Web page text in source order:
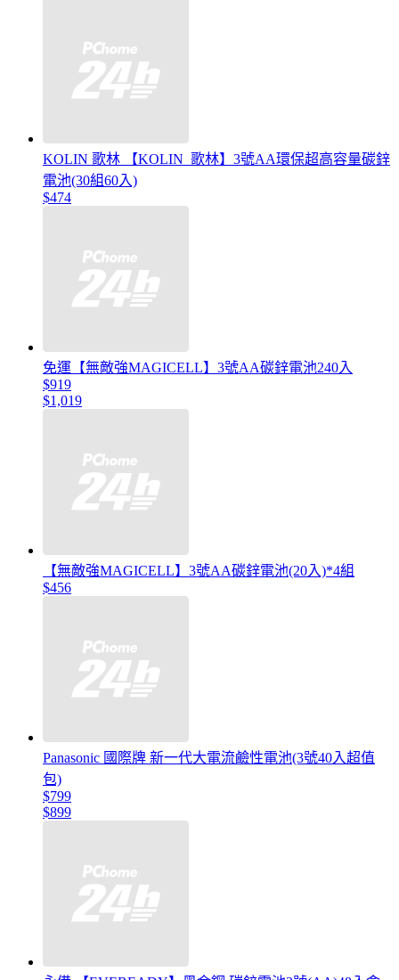
KOLIN 歌林 【KOLIN_歌林】3號AA環保超高容量碳鋅
電池(30組60入)
$474
免運【無敵強MAGICELL】3號AA碳鋅電池240入
$919
$1,019
【無敵強MAGICELL】3號AA碳鋅電池(20入)*4組
$456
Panasonic 國際牌 新一代大電流鹼性電池(3號40入超值
包)
$799
$899